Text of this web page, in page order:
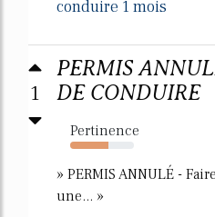
conduire 1 mois
1
PERMIS
DE CONDUIRE
Pertinence
60%
» PERMIS ANNULÉ -
une... »